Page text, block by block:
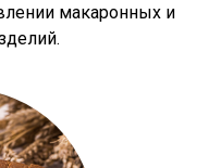
макаронных и